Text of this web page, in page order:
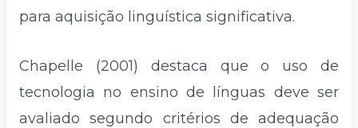
para aquisição linguística significativa.
Chapelle (2001) destaca que o uso de
tecnologia no ensino de línguas deve ser
avaliado segundo critérios de adequação